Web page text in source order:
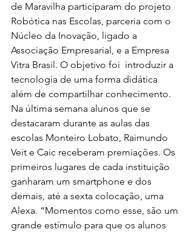
de Maravilha participaram do projeto
Robótica nas Escolas, parceria com o
Núcleo da Inovação, ligado a
Associação Empresarial, e a Empresa
Vitra Brasil. O objetivo foi  introduzir a
tecnologia de uma forma didática
além de compartilhar conhecimento.
Na última semana alunos que se
destacaram durante as aulas das
escolas Monteiro Lobato, Raimundo
Veit e Caic receberam premiações. Os
primeiros lugares de cada instituição
ganharam um smartphone e dos
demais, até a sexta colocação, uma
Alexa. “Momentos como esse, são um
grande estímulo para que os alunos